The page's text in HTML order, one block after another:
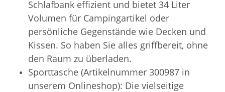
Schlafbank effizient und bietet 34 Liter
Volumen für Campingartikel oder
persönliche Gegenstände wie Decken und
Kissen. So haben Sie alles griffbereit, ohne
den Raum zu überladen.
Sporttasche (Artikelnummer 300987 in
unserem Onlineshop): Die vielseitige